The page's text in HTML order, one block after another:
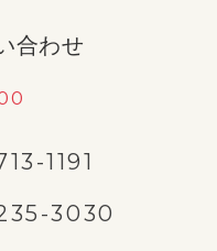
合わせ
1191
3030